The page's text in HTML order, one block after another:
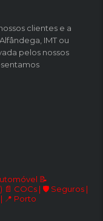
clientes e a
IMT ou
pelos nossos
📝
📄 COCs | 🛡️ Seguros |
📍 Porto